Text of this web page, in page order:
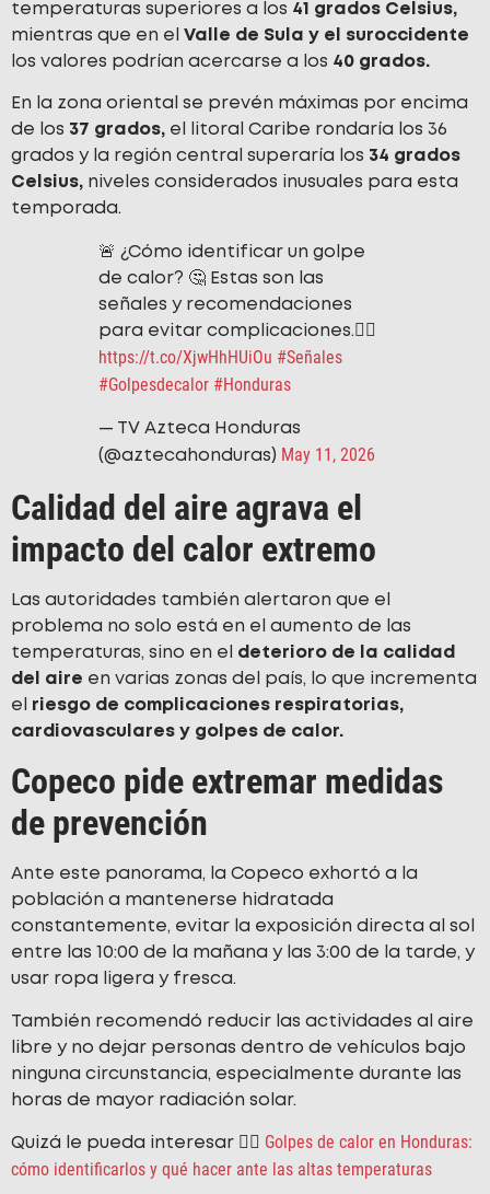
temperaturas superiores a los 41 grados Celsius,
mientras que en el Valle de Sula y el suroccidente
los valores podrían acercarse a los 40 grados.
En la zona oriental se prevén máximas por encima
de los 37 grados, el litoral Caribe rondaría los 36
grados y la región central superaría los 34 grados
Celsius, niveles considerados inusuales para esta
temporada.
🚨 ¿Cómo identificar un golpe
de calor? 🤔 Estas son las
señales y recomendaciones
para evitar complicaciones.👉🏻
https://t.co/XjwHhHUiOu #Señales
#Golpesdecalor #Honduras
— TV Azteca Honduras
(@aztecahonduras) May 11, 2026
Calidad del aire agrava el
impacto del calor extremo
Las autoridades también alertaron que el
problema no solo está en el aumento de las
temperaturas, sino en el deterioro de la calidad
del aire en varias zonas del país, lo que incrementa
el
riesgo de complicaciones respiratorias,
cardiovasculares y golpes de calor.
Copeco pide extremar medidas
de prevención
Ante este panorama, la Copeco exhortó a la
población a mantenerse hidratada
constantemente, evitar la exposición directa al sol
entre las 10:00 de la mañana y las 3:00 de la tarde, y
usar ropa ligera y fresca.
También recomendó reducir las actividades al aire
libre y no dejar personas dentro de vehículos bajo
ninguna circunstancia, especialmente durante las
horas de mayor radiación solar.
Quizá le pueda interesar 👉🏻 Golpes de calor en Honduras:
cómo identificarlos y qué hacer ante las altas temperaturas